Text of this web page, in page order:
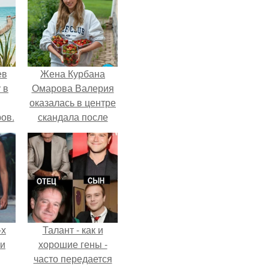
в
Жена Курбана
Омарова Валерия
оказалась в центре
скандала после
визита блогера
Марины ильиной в
её
косметологическую
клинику.
Талант - как и
хорошие гены -
часто передается